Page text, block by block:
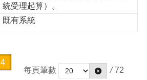
統受理起算）。
既有系統
4
每頁筆數
/ 72